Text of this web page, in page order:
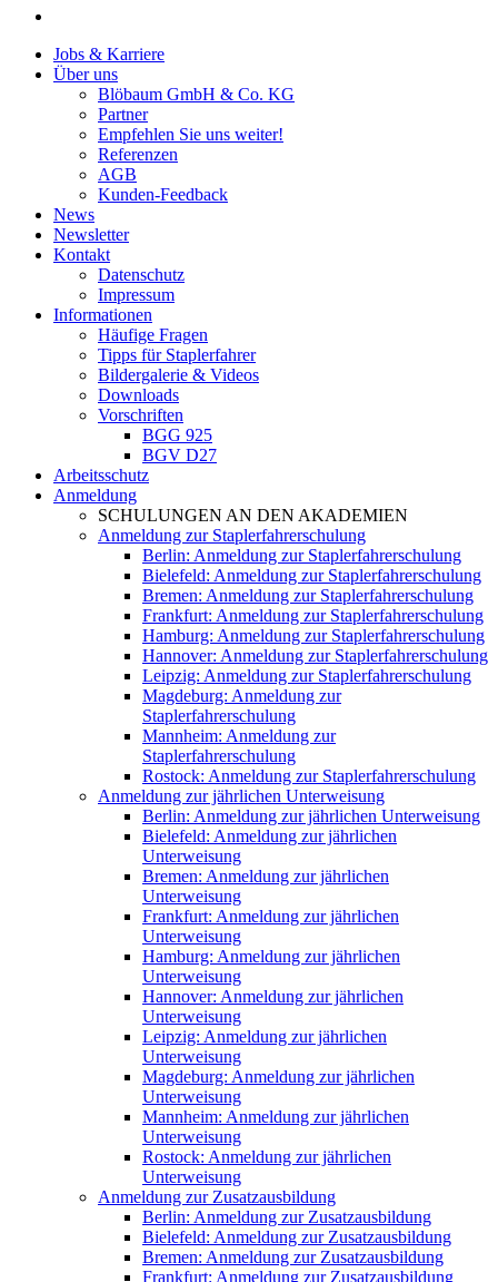
Jobs & Karriere
Über uns
Blöbaum GmbH & Co. KG
Partner
Empfehlen Sie uns weiter!
Referenzen
AGB
Kunden-Feedback
News
Newsletter
Kontakt
Datenschutz
Impressum
Informationen
Häufige Fragen
Tipps für Staplerfahrer
Bildergalerie & Videos
Downloads
Vorschriften
BGG 925
BGV D27
Arbeitsschutz
Anmeldung
SCHULUNGEN AN DEN AKADEMIEN
Anmeldung zur Staplerfahrerschulung
Berlin: Anmeldung zur Staplerfahrerschulung
Bielefeld: Anmeldung zur Staplerfahrerschulung
Bremen: Anmeldung zur Staplerfahrerschulung
Frankfurt: Anmeldung zur Staplerfahrerschulung
Hamburg: Anmeldung zur Staplerfahrerschulung
Hannover: Anmeldung zur Staplerfahrerschulung
Leipzig: Anmeldung zur Staplerfahrerschulung
Magdeburg: Anmeldung zur
Staplerfahrerschulung
Mannheim: Anmeldung zur
Staplerfahrerschulung
Rostock: Anmeldung zur Staplerfahrerschulung
Anmeldung zur jährlichen Unterweisung
Berlin: Anmeldung zur jährlichen Unterweisung
Bielefeld: Anmeldung zur jährlichen
Unterweisung
Bremen: Anmeldung zur jährlichen
Unterweisung
Frankfurt: Anmeldung zur jährlichen
Unterweisung
Hamburg: Anmeldung zur jährlichen
Unterweisung
Hannover: Anmeldung zur jährlichen
Unterweisung
Leipzig: Anmeldung zur jährlichen
Unterweisung
Magdeburg: Anmeldung zur jährlichen
Unterweisung
Mannheim: Anmeldung zur jährlichen
Unterweisung
Rostock: Anmeldung zur jährlichen
Unterweisung
Anmeldung zur Zusatzausbildung
Berlin: Anmeldung zur Zusatzausbildung
Bielefeld: Anmeldung zur Zusatzausbildung
Bremen: Anmeldung zur Zusatzausbildung
Frankfurt: Anmeldung zur Zusatzausbildung